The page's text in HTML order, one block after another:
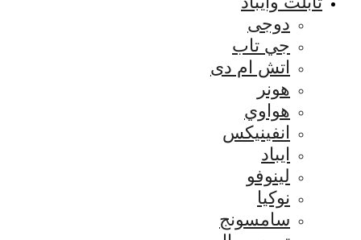
دوجى
جي تاب
اتش ام دى
هونر
هواوي
انفينيكس
ايباد
لينوفو
نوكيا
سامسونج